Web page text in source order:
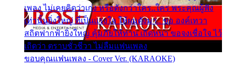
เพลง ไม่เคยคิดว่าเก่ง หรือดังกว่าใคร..ใคร พระคุณผู้ฟัง
เท่านั้นยิ่งใหญ่ ที่เป็นแรงใจ ให้ผมดังมา.. ขอ องค์เทวา
สถิตฟากฟ้ายิ่งใหญ่ คุ้มภัยให้ท่าน เถิดหนา ขอจงเชื่อใจ ไว้
เถิดว่า ตราบชั่วชีวา ไม่ลืมแฟนเพลง
ขอบคุณแฟนเพลง - Cover Ver. (KARAOKE)